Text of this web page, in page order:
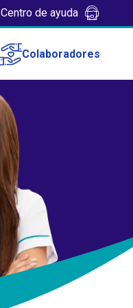
Centro de ayuda
Colaboradores